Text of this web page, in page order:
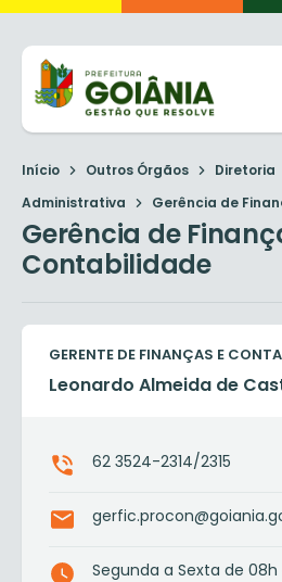
Início Outros Órgãos
Diretoria
Administrativa
Gerência de
Gerência de
Contabilidade
GERENTE DE FINANÇAS E
Leonardo Almeida de
62 3524-2314/2315
Segunda a Sexta de 08h